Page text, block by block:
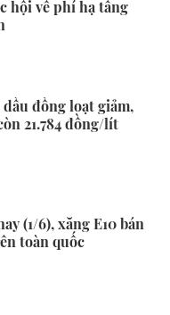
hội về phí hạ tầng
dầu đồng loạt giảm,
21.784 đồng/lít
(1/6), xăng E10 bán
toàn quốc